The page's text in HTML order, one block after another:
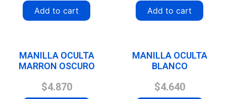
Add to cart Add to cart
MANILLA OCULTA
MARRON OSCURO
$4.870
MANILLA OCULTA
BLANCO
$4.640